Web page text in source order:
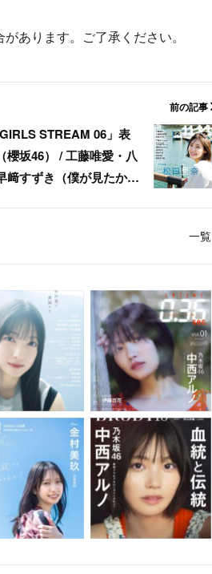
あります。ご了承ください。
前の記事
STREAM 06」表
櫻坂46） / 工藤唯愛・八
﨑すずき（僕が見たかっ
一覧